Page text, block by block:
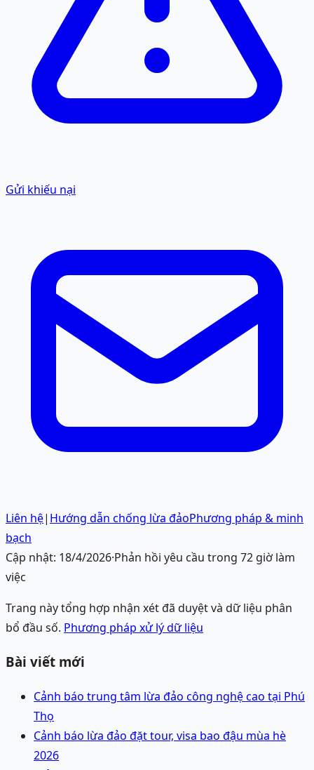
Gửi khiếu nại
Liên hệ| Hướng dẫn chống lừa đảoPhương pháp & minh
bạch
Cập nhật: 18/4/2026·Phản hồi yêu cầu trong 72 giờ làm
việc
Trang này tổng hợp nhận xét đã duyệt và dữ liệu phân
bổ đầu số. Phương pháp xử lý dữ liệu
Bài viết mới
Cảnh báo trung tâm lừa đảo công nghệ cao tại Phú
Thọ
Cảnh báo lừa đảo đặt tour, visa bao đậu mùa hè
2026